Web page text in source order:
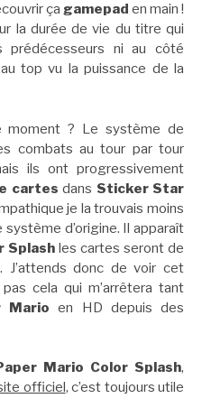
ça gamepad en main !
la durée de vie du titre qui
ni au côté
top vu la puissance de la
moment ? Le système de
combats au tour par tour
ils ont progressivement
cartes dans Sticker Star
je la trouvais moins
d’origine. Il apparaît
Splash les cartes seront de
J’attends donc de voir cet
cela qui m’arrêtera tant
Mario en HD depuis des
Mario Color Splash,
officiel, c’est toujours utile